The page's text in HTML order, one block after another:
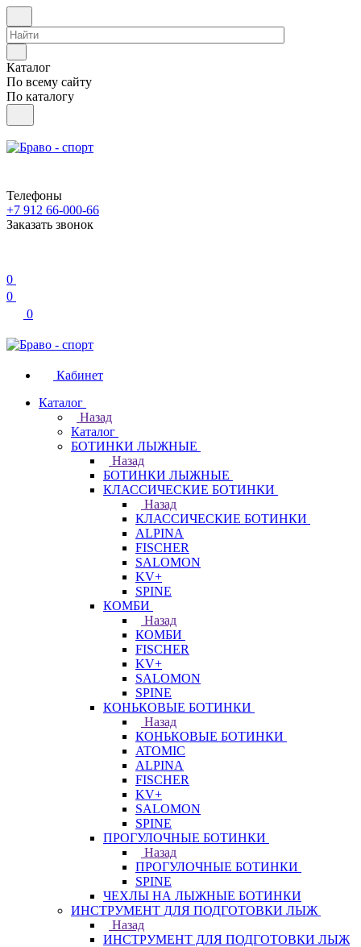
Каталог
По всему сайту
По каталогу
Телефоны
+7 912 66-000-66
Заказать звонок
0
0
0
Кабинет
Каталог
Назад
Каталог
БОТИНКИ ЛЫЖНЫЕ
Назад
БОТИНКИ ЛЫЖНЫЕ
КЛАССИЧЕСКИЕ БОТИНКИ
Назад
КЛАССИЧЕСКИЕ БОТИНКИ
ALPINA
FISCHER
SALOMON
KV+
SPINE
КОМБИ
Назад
КОМБИ
FISCHER
KV+
SALOMON
SPINE
КОНЬКОВЫЕ БОТИНКИ
Назад
КОНЬКОВЫЕ БОТИНКИ
ATOMIC
ALPINA
FISCHER
KV+
SALOMON
SPINE
ПРОГУЛОЧНЫЕ БОТИНКИ
Назад
ПРОГУЛОЧНЫЕ БОТИНКИ
SPINE
ЧЕХЛЫ НА ЛЫЖНЫЕ БОТИНКИ
ИНСТРУМЕНТ ДЛЯ ПОДГОТОВКИ ЛЫЖ
Назад
ИНСТРУМЕНТ ДЛЯ ПОДГОТОВКИ ЛЫЖ